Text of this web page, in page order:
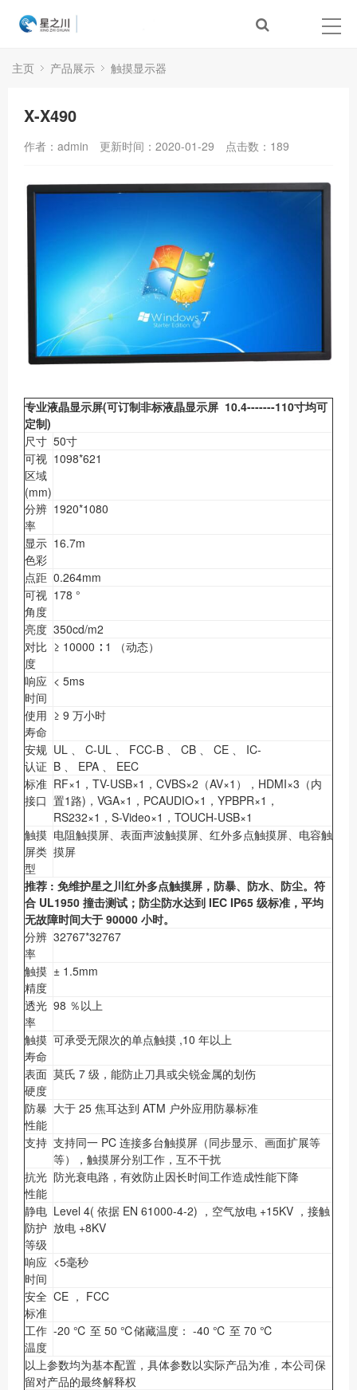
主页 产品展示 触摸显示器
X-X490
作者：admin 更新时间：2020-01-29 点击数： 189
专业液晶显示屏(可订制非标液晶显示屏 10.4-------110寸均可
定制)
尺寸 50寸
可视
区域
(mm)
1098*621
分辨
率
1920*1080
显示
色彩
16.7m
点距 0.264mm
可视
角度
178 °
亮度 350cd/m2
对比
度
≥ 10000 ∶ 1 （动态）
响应
时间
< 5ms
使用
寿命
≥ 9 万小时
安规
认证
UL 、 C-UL 、 FCC-B 、 CB 、 CE 、 IC-
B 、 EPA 、 EEC
标准
接口
RF×1，TV-USB×1，CVBS×2（AV×1），HDMI×3（内
置1路)，VGA×1，PCAUDIO×1，YPBPR×1，
RS232×1，S-Video×1，TOUCH-USB×1
触摸
屏类
型
电阻触摸屏、表面声波触摸屏、红外多点触摸屏、电容触
摸屏
推荐 : 免维护星之川红外多点触摸屏，防暴、防水、防尘。符
合 UL1950 撞击测试；防尘防水达到 IEC IP65 级标准，平均
无故障时间大于 90000 小时。
分辨
率
32767*32767
触摸
精度
± 1.5mm
透光
率
98 ％以上
触摸
寿命
可承受无限次的单点触摸 ,10 年以上
表面
硬度
莫氏 7 级，能防止刀具或尖锐金属的划伤
防暴
性能
大于 25 焦耳达到 ATM 户外应用防暴标准
支持 支持同一 PC 连接多台触摸屏（同步显示、画面扩展等
等），触摸屏分别工作，互不干扰
抗光
性能
防光衰电路，有效防止因长时间工作造成性能下降
静电
防护
等级
Level 4( 依据 EN 61000-4-2) ，空气放电 +15KV ，接触
放电 +8KV
响应
时间
<5毫秒
安全
标准
CE ， FCC
工作
温度
-20 ℃ 至 50 ℃储藏温度： -40 ℃ 至 70 ℃
以上参数均为基本配置，具体参数以实际产品为准，本公司保
留对产品的最终解释权